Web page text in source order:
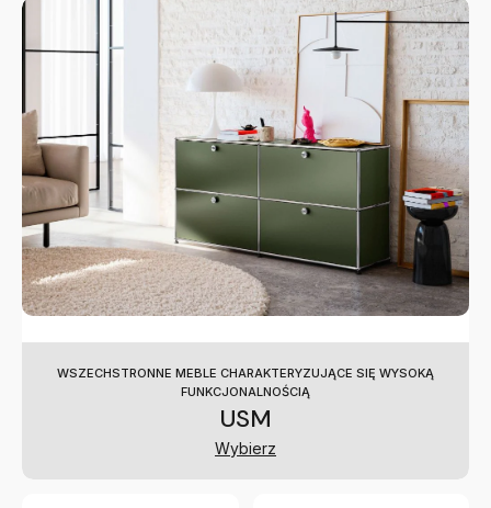
WSZECHSTRONNE MEBLE CHARAKTERYZUJĄCE SIĘ WYSOKĄ
FUNKCJONALNOŚCIĄ
USM
Wybierz